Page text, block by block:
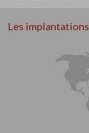
Les implantations